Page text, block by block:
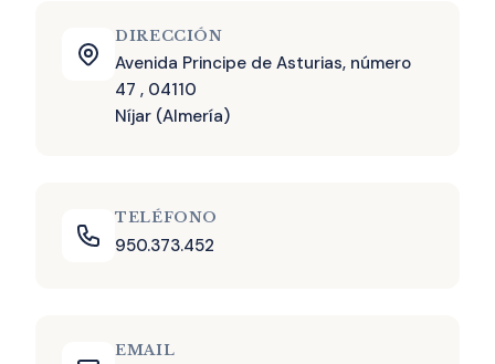
DIRECCIÓN
Avenida Principe de Asturias, número
47 , 04110
Níjar (Almería)
TELÉFONO
950.373.452
EMAIL